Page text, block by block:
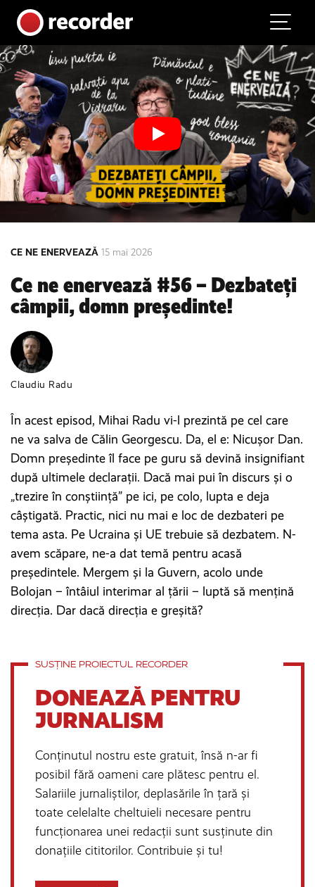
Skip to content
Main Navigation
CE NE ENERVEAZĂ 15 mai 2026
Ce ne enervează #56 – Dezbateți
câmpii, domn președinte!
Claudiu Radu
În acest episod, Mihai Radu vi-l prezintă pe cel care
ne va salva de Călin Georgescu. Da, el e: Nicușor Dan.
Domn președinte îl face pe guru să devină insignifiant
după ultimele declarații. Dacă mai pui în discurs și o
„trezire în conștiință” pe ici, pe colo, lupta e deja
câștigată. Practic, nici nu mai e loc de dezbateri pe
tema asta. Pe Ucraina și UE trebuie să dezbatem. N-
avem scăpare, ne-a dat temă pentru acasă
președintele. Mergem și la Guvern, acolo unde
Bolojan – întâiul interimar al țării – luptă să mențină
direcția. Dar dacă direcția e greșită?
SUSȚINE PROIECTUL RECORDER
DONEAZĂ PENTRU
JURNALISM
Conținutul nostru este gratuit, însă n-ar fi
posibil fără oameni care plătesc pentru el.
Salariile jurnaliștilor, deplasările în țară și
toate celelalte cheltuieli necesare pentru
funcționarea unei redacții sunt susținute din
donațiile cititorilor. Contribuie și tu!